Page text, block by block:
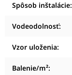
Spôsob inštalácie:
Vodeodolnosť:
Vzor uloženia:
Balenie/m²: